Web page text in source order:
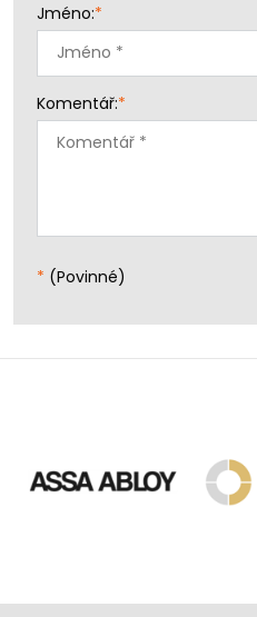
Jméno:*
Komentář:*
* (Povinné)